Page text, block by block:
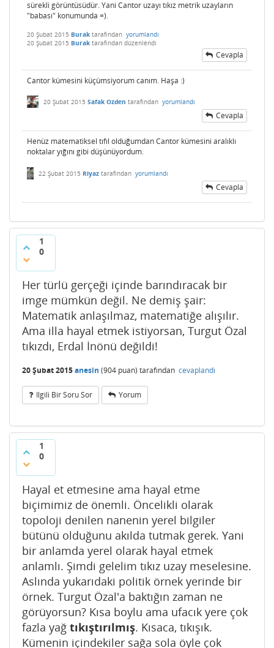
sürekli görüntüsüdür. Yani Cantor uzayı tıkız metrik uzayların
"babası" konumunda =).
20 Şubat 2015 Burak tarafından yorumlandı
20 Şubat 2015 Burak tarafından düzenlendi
Cevapla
Cantor kümesini küçümsiyorum canım. Haşa :)
20 Şubat 2015 Safak Ozden tarafından yorumlandı
Cevapla
Henüz matematiksel tıfıl olduğumdan Cantor kümesini aralıklı
noktalar yığını gibi düşünüyordum.
22 Şubat 2015 Riyaz tarafından yorumlandı
Cevapla
1
0
Her türlü gerçeği içinde barındıracak bir
imge mümkün değil. Ne demiş şair:
Matematik anlaşılmaz, matematiğe alışılır.
Ama illa hayal etmek istiyorsan, Turgut Özal
tıkızdı, Erdal İnönü değildi!
20 Şubat 2015anesin (904 puan) tarafından cevaplandı
Ilgili Bir Soru Sor Yorum
1
0
Hayal et etmesine ama hayal etme
biçimimiz de önemli. Öncelikli olarak
topoloji denilen nanenin yerel bilgiler
bütünü olduğunu akılda tutmak gerek. Yani
bir anlamda yerel olarak hayal etmek
anlamlı. Şimdi gelelim tıkız uzay meselesine.
Aslında yukarıdaki politik örnek yerinde bir
örnek. Turgut Özal'a baktığın zaman ne
görüyorsun? Kısa boylu ama ufacık yere çok
fazla yağ tıkıştırılmış. Kısaca, tıkışık.
Kümenin içindekiler sağa sola öyle çok